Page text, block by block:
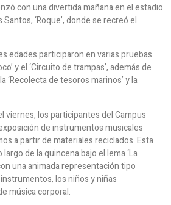
con una divertida mañana en el estadio
‘Roque’, donde se recreó el
edades participaron en varias pruebas
y el ‘Circuito de trampas’, además de
‘Recolecta de tesoros marinos’ y la
viernes, los participantes del Campus
de instrumentos musicales
a partir de materiales reciclados. Esta
de la quincena bajo el lema ‘La
una animada representación tipo
los niños y niñas
música corporal.